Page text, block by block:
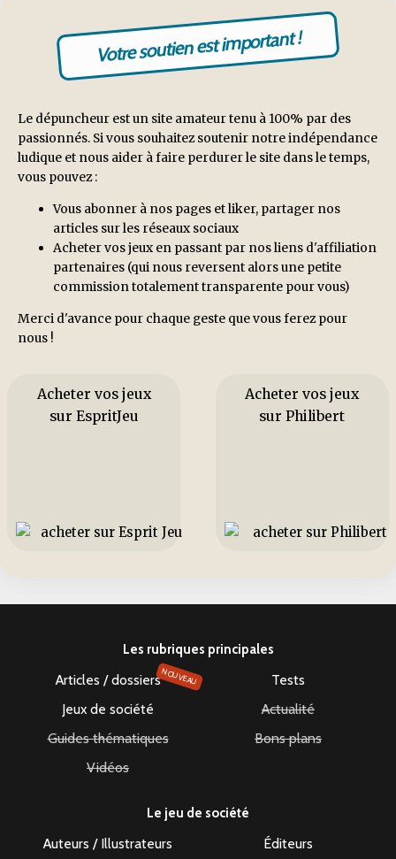
Votre soutien est important !
Le dépuncheur est un site amateur tenu à 100% par des
passionnés. Si vous souhaitez soutenir notre indépendance
ludique et nous aider à faire perdurer le site dans le temps,
vous pouvez :
Vous abonner à nos pages et liker, partager nos
articles sur les réseaux sociaux
Acheter vos jeux en passant par nos liens d'affiliation
partenaires (qui nous reversent alors une petite
commission totalement transparente pour vous)
Merci d'avance pour chaque geste que vous ferez pour
nous !
Acheter vos jeux
sur EspritJeu
Acheter vos jeux
sur Philibert
Les rubriques principales
Articles / dossiersNOUVEAU
Tests
Jeux de société
Actualité
Guides thématiques
Bons plans
Vidéos
Le jeu de société
Auteurs / Illustrateurs Éditeurs